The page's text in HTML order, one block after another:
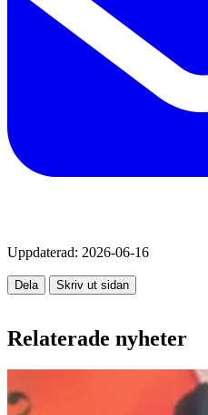
Uppdaterad: 2026-06-16
Dela Skriv ut sidan
Relaterade nyheter